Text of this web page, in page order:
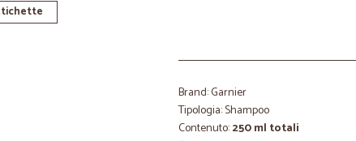
Brand: Garnier
Tipologia: Shampoo
Contenuto:250 ml totali